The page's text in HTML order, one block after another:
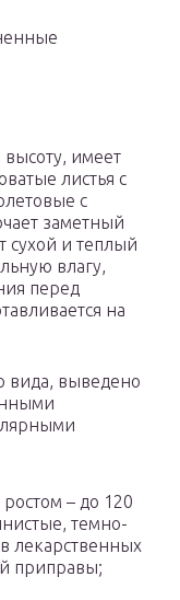
имеет
листья с
с
заметный
и теплый
влагу,
перед
на
вида, выведено
– до 120
темно-
лекарственных
приправы;